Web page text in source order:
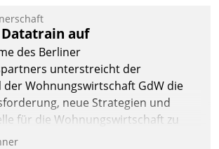
daher
Berliner Datatrain GmbH den
digitalisiert.
auf
des Berliner
unterstreicht der
der Wohnungswirtschaft GdW die
neue Strategien und
für die Wohnungswirtschaft zu